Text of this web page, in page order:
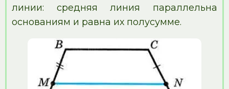
линии: средняя линия параллельна
основаниям и равна их полусумме.